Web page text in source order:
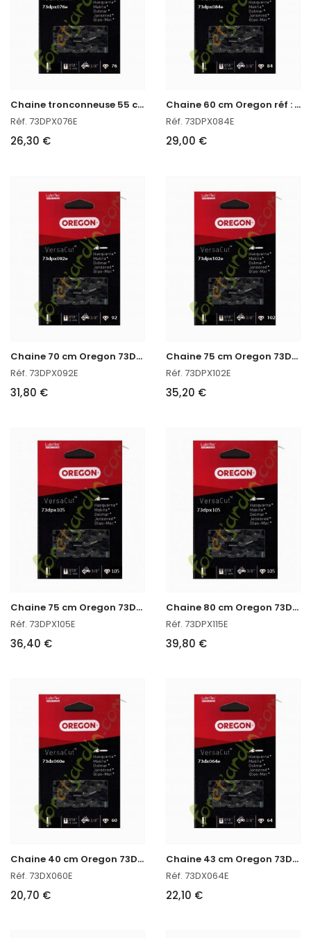
C
haine tronconneuse 55 cm Oregon 73DPX076E
Réf. 73DPX076E
26,30 €
C
haine 60 cm Oregon réf : 73DPX084E
Réf. 73DPX084E
29,00 €
C
haine 70 cm Oregon 73DPX092E
Réf. 73DPX092E
31,80 €
C
haine 75 cm Oregon 73DPX102E
Réf. 73DPX102E
35,20 €
C
haine 75 cm Oregon 73DPX105E
Réf. 73DPX105E
36,40 €
C
haine 80 cm Oregon 73DPX115E
Réf. 73DPX115E
39,80 €
C
haine 40 cm Oregon 73DX060E
Réf. 73DX060E
20,70 €
C
haine 43 cm Oregon 73DX064E
Réf. 73DX064E
22,10 €